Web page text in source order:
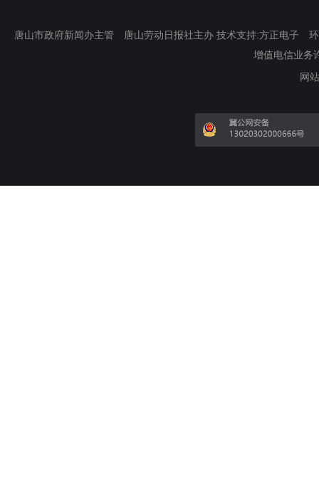
唐山市政府新闻办主管 唐山劳动日报社主办 技术支持:方正电子
增值电信业务
网